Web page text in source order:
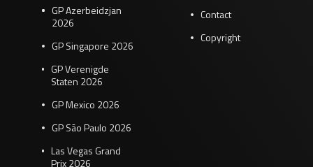
GP Azerbeidzjan
2026
GP Singapore 2026
GP Verenigde
Staten 2026
GP Mexico 2026
GP São Paulo 2026
Las Vegas Grand
Prix 2026
Contact
Copyright